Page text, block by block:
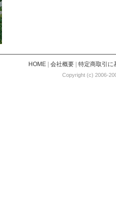
HOME| 会社概要| 特定商取引に
Copyright (c) 2006-